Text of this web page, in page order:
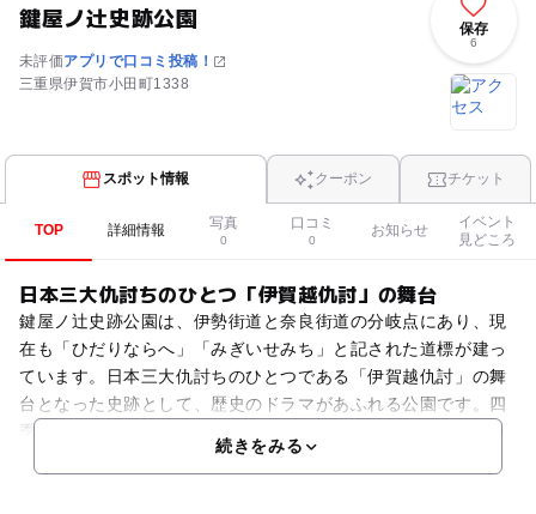
鍵屋ノ辻史跡公園
未評価アプリで口コミ投稿！
三重県伊賀市小田町1338
保存
6
スポット情報 クーポン チケット
TOP 詳細情報 写真
0
口コミ
0
お知らせ
イベント
見どころ
日本三大仇討ちのひとつ「伊賀越仇討」の舞台
鍵屋ノ辻史跡公園は、伊勢街道と奈良街道の分岐点にあり、現
在も「ひだりならへ」「みぎいせみち」と記された道標が建っ
ています。日本三大仇討ちのひとつである「伊賀越仇討」の舞
台となった史跡として、歴史のドラマがあふれる公園です。四
季の自然も楽しめる公園で、秋には数十本のモミジが見事に色
続きをみる